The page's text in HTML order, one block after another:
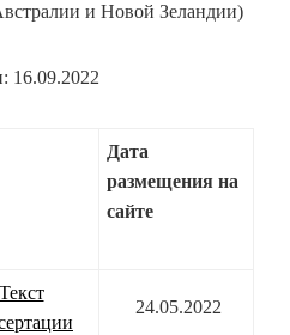
и Новой Зеландии)
16.09.2022
Дата
размещения на
сайте
Текст
24.05.2022